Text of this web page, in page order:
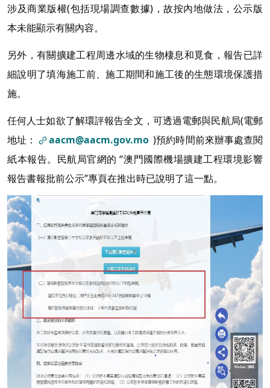
涉及商業版權(包括現場調查數據)，故按內地做法，公示版
本未能顯示有關內容。
另外，有關擴建工程周邊水域的生物棲息和覓食，報告已詳
細說明了填海施工前、施工期間和施工後的生態環境保護措
施。
任何人士如欲了解環評報告全文，可透過電郵與民航局(電郵
地址：
aacm@aacm.gov.mo )預約時間前來辦事處查閱
紙本報告。民航局官網的 “澳門國際機場擴建工程環境影響
報告書報批前公示”專頁在推出時已說明了這一點。